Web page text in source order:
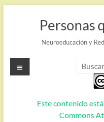
Personas
Neuroeducación y
Este contenido
Commons
Menú